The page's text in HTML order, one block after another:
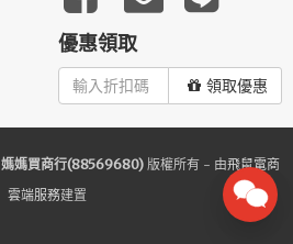
優惠領取
領取優惠
媽媽買商行(88569680) 版權所有 - 由飛鼠電商
雲端服務建置